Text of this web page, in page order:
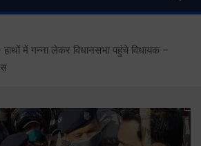
हाथों में गन्ना लेकर विधानसभा पहुंचे विधायक –